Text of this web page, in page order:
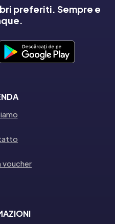
preferiti. Sempre e
voucher